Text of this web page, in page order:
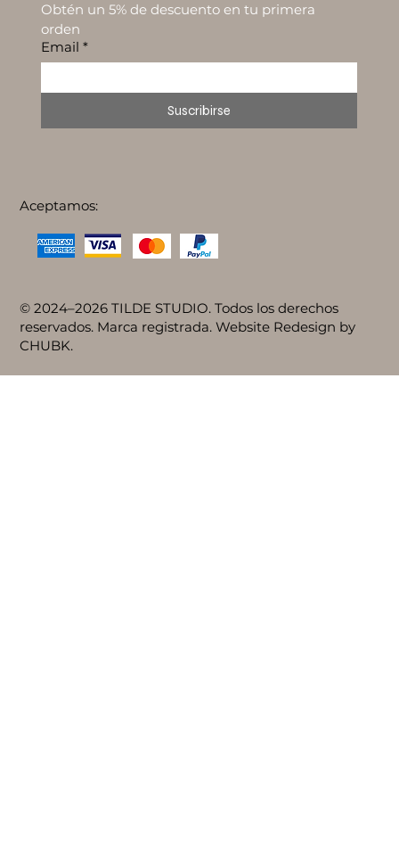
© 2024–2026 TILDE STUDIO. Todos los derechos
reservados. Marca registrada. Website Redesign by
CHUBK.
Obtén un 5% de descuento en tu primera
orden
Email *
Suscribirse
Aceptamos: